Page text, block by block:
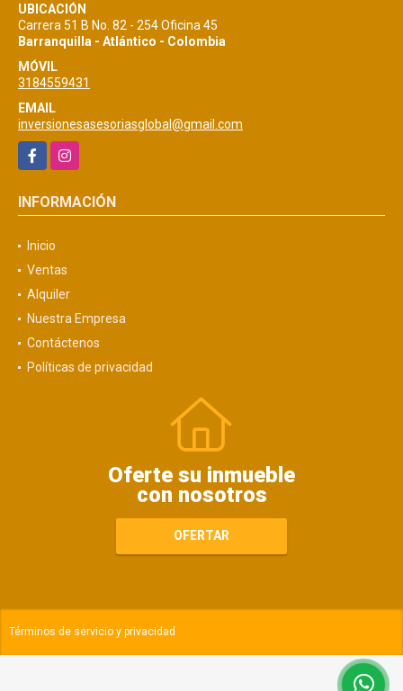
UBICACIÓN
Carrera 51 B No. 82 - 254 Oficina 45
Barranquilla - Atlántico - Colombia
MÓVIL
3184559431
EMAIL
inversionesasesoriasglobal@gmail.com
FacebookInstagram
INFORMACIÓN
Inicio
Ventas
Alquiler
Nuestra Empresa
Contáctenos
Políticas de privacidad
Oferte su inmueble
con nosotros
OFERTAR
Términos de servicio y privacidad